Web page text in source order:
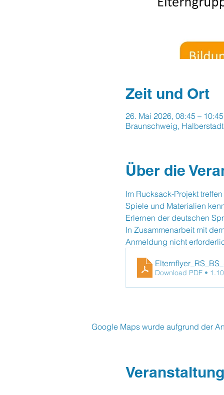
Zeit und Ort
26. Mai 2026, 08:45 – 10:45
Braunschweig,
Über die
Im Rucksack-Projekt
Spiele und Materialien
Erlernen der deutschen
In Zusammenarbeit mit
Anmeldung nicht
Download PDF •
Google Maps wurde aufgrund der